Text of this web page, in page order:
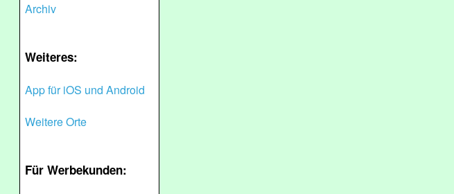
Archiv
Weiteres:
App für iOS und Android
Weitere Orte
Für Werbekunden: